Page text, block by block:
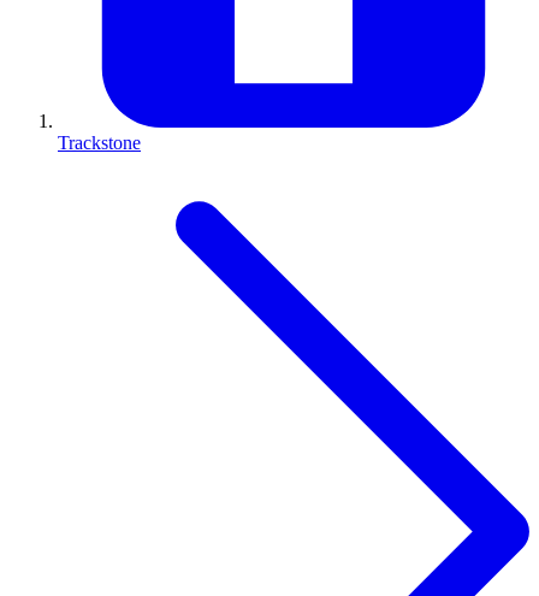
Trackstone